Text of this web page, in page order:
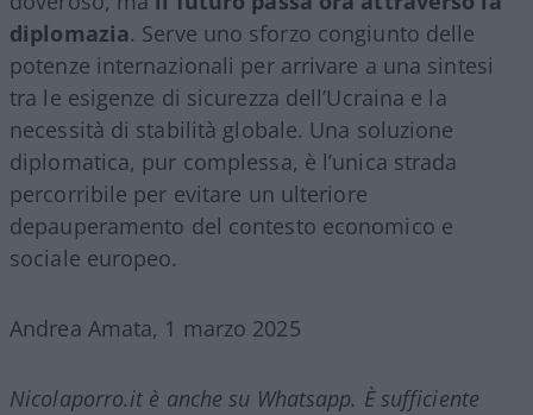
diplomazia. Serve uno sforzo congiunto delle
potenze internazionali per arrivare a una sintesi
tra le esigenze di sicurezza dell’Ucraina e la
necessità di stabilità globale. Una soluzione
diplomatica, pur complessa, è l’unica strada
percorribile per evitare un ulteriore
depauperamento del contesto economico e
sociale europeo.
Andrea Amata, 1 marzo 2025
Nicolaporro.it è anche su Whatsapp. È sufficiente